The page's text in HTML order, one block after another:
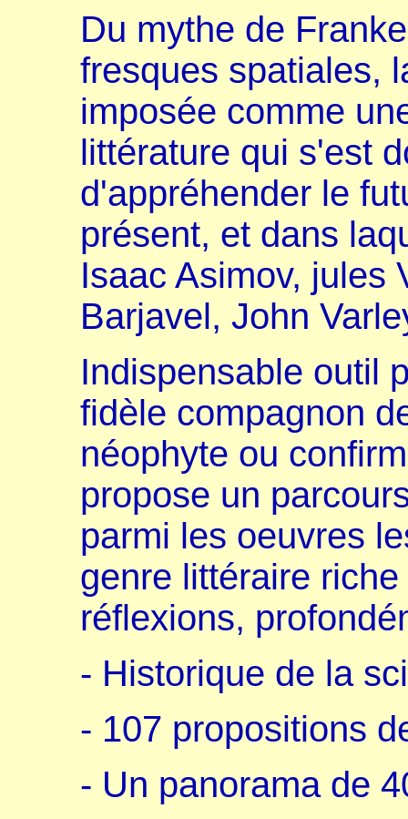
Du mythe de
fresques spatiales,
imposée comme
littérature qui s'est
d'appréhender le
présent, et dans
Isaac Asimov, jules
Barjavel, John
Indispensable outil
fidèle compagnon
néophyte ou
propose un
parmi les oeuvres
genre littéraire
réflexions,
- Historique de la
- 107 propositions
- Un panorama de